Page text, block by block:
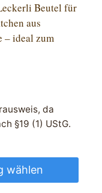
Beutel für
aus
– ideal zum
da
§19 (1) UStG.
wählen